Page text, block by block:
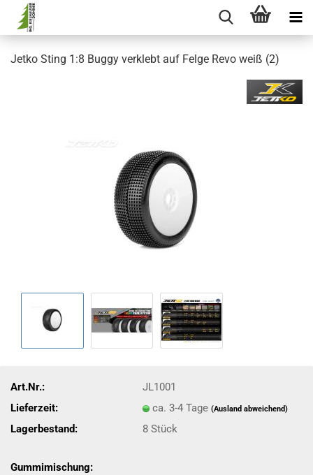
Jetko Sting 1:8 Buggy verklebt auf Felge Revo weiß (2)
Art.Nr.:
JL1001
Lieferzeit:
ca. 3-4 Tage(Ausland abweichend)
Lagerbestand: 8Stück
Gummimischung: